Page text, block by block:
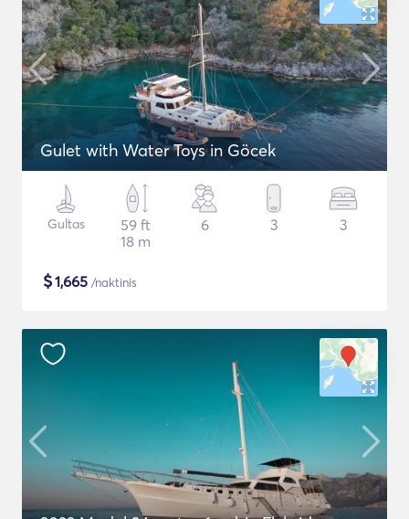
Gulet with Water Toys in Göcek
Gultas
59 ft
18 m
6 3 3
$1,665 /naktinis